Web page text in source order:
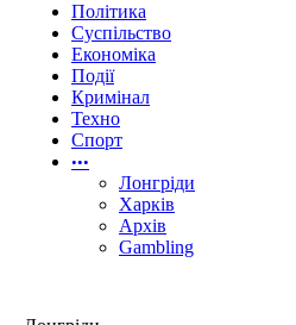
Політика
Суспільство
Економіка
Події
Кримінал
Техно
Спорт
•••
Лонгріди
Харків
Архів
Gambling